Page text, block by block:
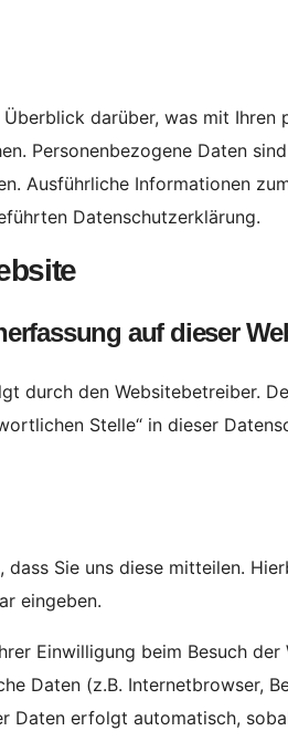
darüber, was mit Ihren
Personenbezogene Daten
Ausführliche Informationen
Datenschutzerklärung.
auf dieser
durch den Websitebetreiber.
Stelle“ in dieser
Sie uns diese mitteilen.
eingeben.
Einwilligung beim Besuch der
Daten (z.B. Internetbrowser,
Daten erfolgt automatisch,